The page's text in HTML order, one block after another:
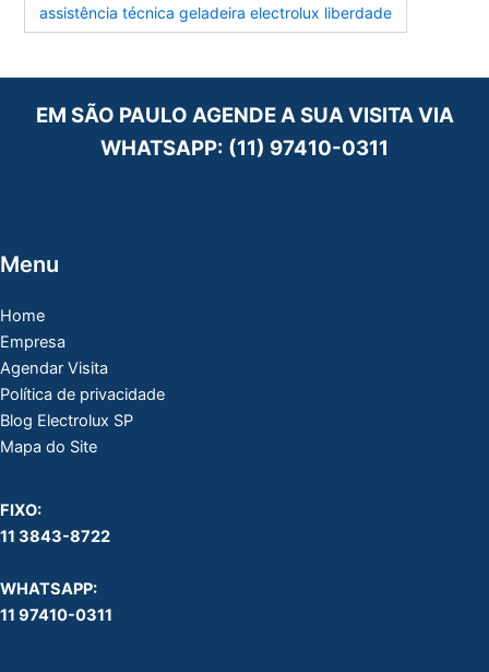
assistência técnica geladeira electrolux liberdade
EM SÃO PAULO AGENDE A SUA VISITA VIA
WHATSAPP: (11) 97410-0311
Menu
Home
Empresa
Agendar Visita
Política de privacidade
Blog Electrolux SP
Mapa do Site
FIXO:
11 3843-8722
WHATSAPP:
11 97410-0311